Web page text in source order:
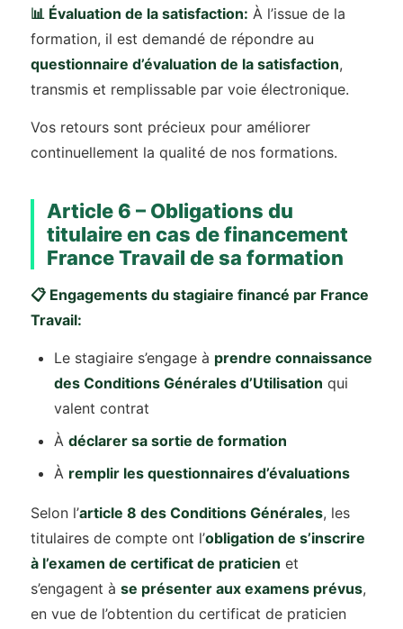
📊 Évaluation de la satisfaction: À l’issue de la
formation, il est demandé de répondre au
questionnaire d’évaluation de la satisfaction,
transmis et remplissable par voie électronique.
Vos retours sont précieux pour améliorer
continuellement la qualité de nos formations.
Article 6 – Obligations du
titulaire en cas de financement
France Travail de sa formation
📋 Engagements du stagiaire financé par France
Travail:
Le stagiaire s’engage à prendre connaissance
des Conditions Générales d’Utilisation qui
valent contrat
À déclarer sa sortie de formation
À remplir les questionnaires d’évaluations
Selon l’article 8 des Conditions Générales, les
titulaires de compte ont l’obligation de s’inscrire
à l’examen de certificat de praticien et
s’engagent à se présenter aux examens prévus,
en vue de l’obtention du certificat de praticien